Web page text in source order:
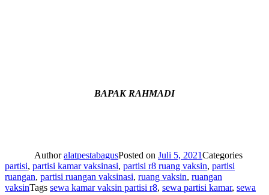
BAPAK RAHMADI
AuthoralatpestabagusPosted on Juli 5, 2021Categories
partisi, partisi kamar vaksinasi, partisi r8 ruang vaksin, partisi
ruangan, partisi ruangan vaksinasi, ruang vaksin, ruangan
vaksinTags sewa kamar vaksin partisi r8, sewa partisi kamar, sewa